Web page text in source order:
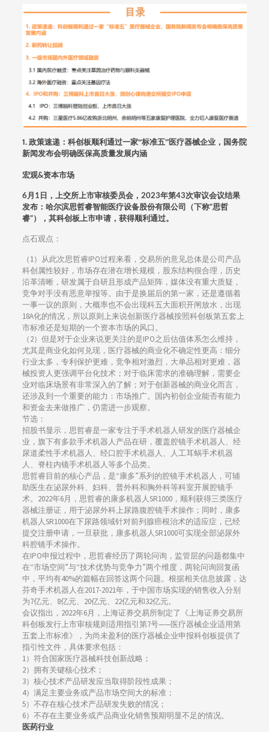
1.政策速递：科创板顺利通过一家“标准五”医疗器械企业，国务院
新闻发布会明确医保高质量发展内涵
宏观&资本市场
6月1日，上交所上市审核委员会，2023年第43次审议会议结果
发布：哈尔滨思哲睿智能医疗设备股份有限公司（下称“思哲
睿”），其科创板上市申请，获得顺利通过。
点石观点：
（1）从此次思哲睿IPO过程来看，交易所的意见总体是公司产品
科创属性较好，市场存在潜在增长规模，股东结构很合理，历史
沿革清晰，研发属于自研且形成产品矩阵，媒体没有重大质疑，
竞争对手没有恶意举报等。由于是换届后的第一家，还是遵循着
一事一议的原则，大概率也不会出现科五大面积开闸放水，出现
18A化的情况，所以原则上来说创新医疗器械按照科创板第五套上
市标准还是短期的一个资本市场的风口。
（2）但是对于企业来说更关注的是IPO之后估值体系怎么维持，
尤其是商业化如何兑现，医疗器械的商业化不确定性更高：细分
行业太多，专利保护更难，竞争相对激烈，大单品相对更难，器
械投资人更强调平台化技术；对于临床需求的准确理解，需要企
业对临床场景有非常深入的了解；对于创新器械的商业化而言，
还涉及到一个重要的能力：市场推广。国内初创企业能否有能力
和资金去来做推广，仍需进一步观察。
节选：
招股书显示，思哲睿是一家专注于手术机器人研发的医疗器械企
业，旗下有多款手术机器人产品在研，覆盖腔镜手术机器人、经
尿道柔性手术机器人、经口腔手术机器人、人工耳蜗手术机器
人、脊柱内镜手术机器人等多个品类。
思哲睿目前的核心产品，是“康多”系列的腔镜手术机器人，可辅
助医生在泌尿外科、妇科、普外科和胸外科等科室开展腔镜手
术。2022年6月，思哲睿的康多机器人SR1000，顺利获得三类医疗
器械注册证，用于泌尿外科上尿路腹腔镜手术操作；同时，康多
机器人SR1000在下尿路领域针对前列腺癌根治术的适应症，已经
提交注册申请，一旦获批，康多机器人SR1000可实现全部泌尿外
科腔镜手术操作。
在IPO申报过程中，思哲睿经历了两轮问询，监管层的问题都集中
在“市场空间”与“技术优势与竞争力”两个维度，两轮问询回复函
中，平均有40%的篇幅在回答这两个问题。根据相关信息披露，达
芬奇手术机器人在2017-2021年，于中国市场实现的销售收入分别
为7亿元、8亿元、20亿元、22亿元和32亿元。
会议指出，2022年6月，上海证券交易所制定了《上海证券交易所
科创板发行上市审核规则适用指引第7号——医疗器械企业适用第
五套上市标准》，为尚未盈利的医疗器械企业申报科创板提供了
指引性文件，具体要求包括：
1）符合国家医疗器械科技创新战略；
2）拥有关键核心技术；
3）核心技术产品研发应当取得阶段性成果；
4）满足主要业务或产品市场空间大的标准；
5）不存在核心技术产品研发失败的情况；
6）不存在主要业务或产品商业化销售预期明显不足的情况。
医药行业